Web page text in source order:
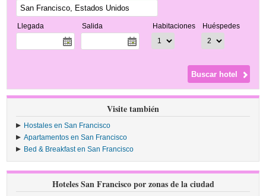
Llegada Salida Habitaciones Huéspedes
Visite también
Hostales en San Francisco
Apartamentos en San Francisco
Bed & Breakfast en San Francisco
Hoteles San Francisco por zonas de la ciudad